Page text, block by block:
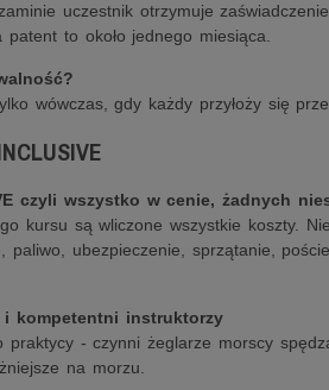
uczestnik otrzymuje
patent to około jednego miesiąca.
wówczas, gdy każdy przyłoży się
czyli wszystko w cenie, żadnych
kursu są wliczone wszystkie koszty.
paliwo, ubezpieczenie, sprzątanie,
i kompetentni instruktorzy
praktycy - czynni żeglarze morscy
na morzu.